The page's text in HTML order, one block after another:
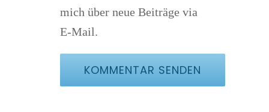
mich über neue Beiträge via
E-Mail.